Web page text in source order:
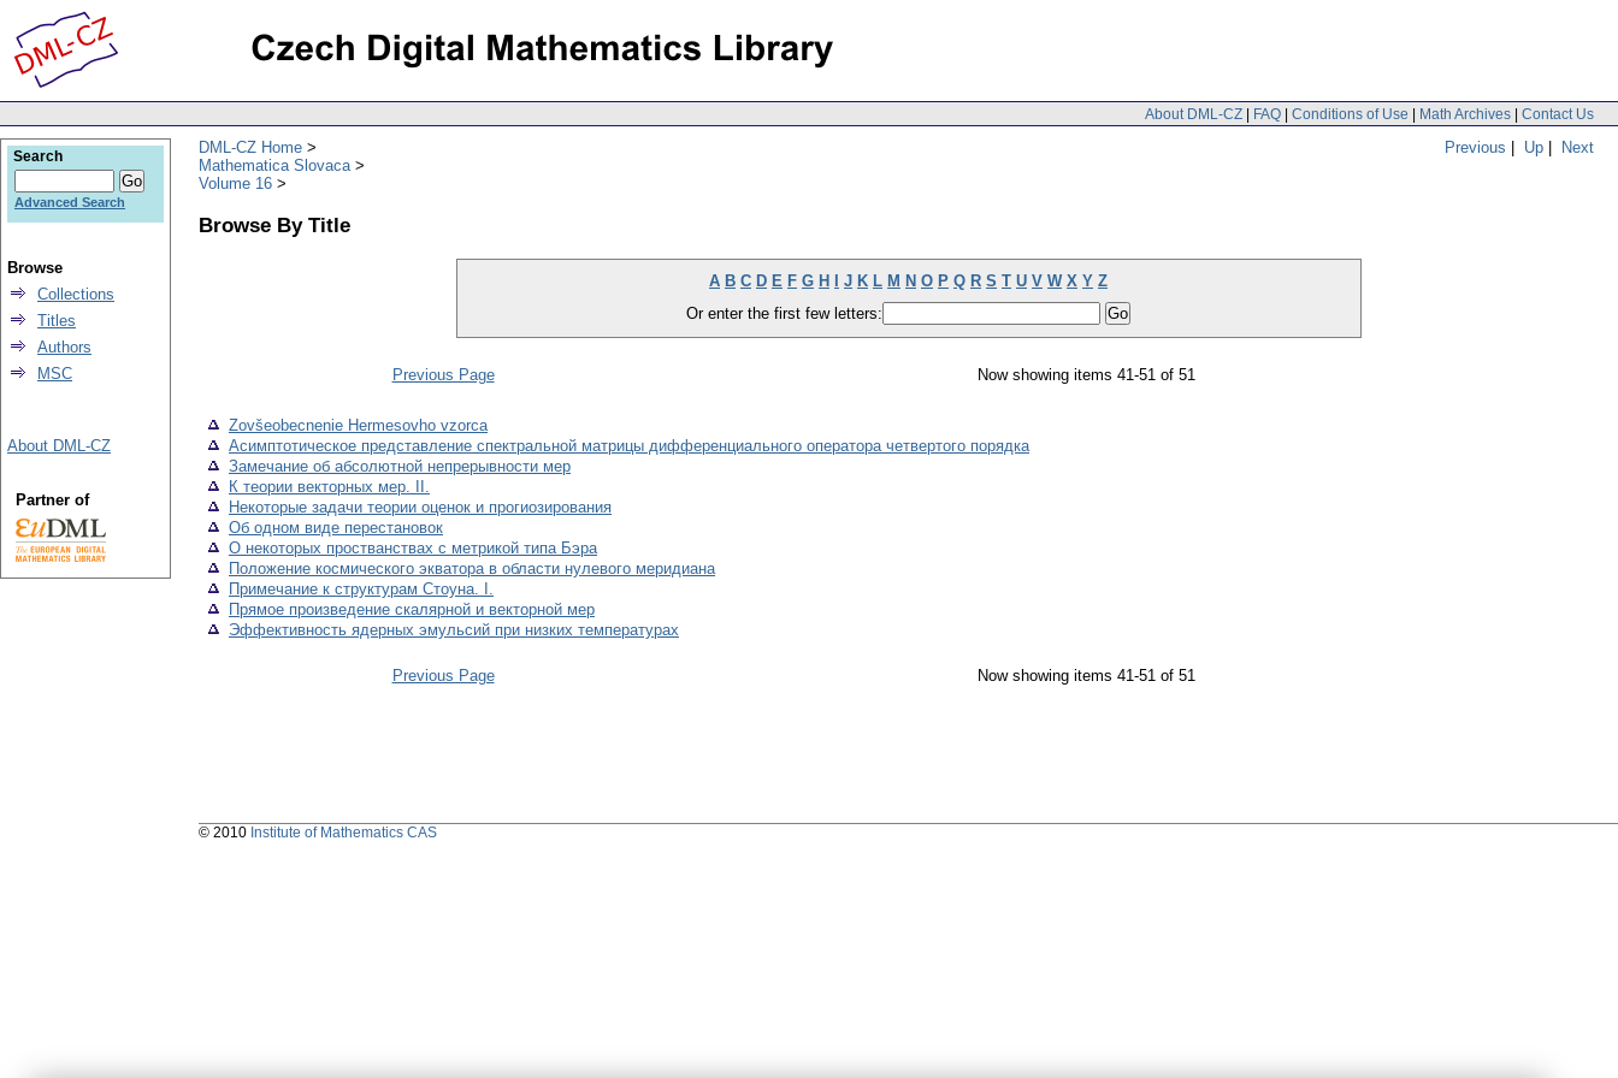
About DML-CZ | FAQ | Conditions of Use | Math Archives | Contact Us
Previous | Up | Next
DML-CZ Home
Mathematica Slovaca
Volume 16
Browse By Title
A B C D E F G H J K L M N O P Q R S T U V W X Y Z
Or enter the first few letters:
Previous Page Now showing items 41-51 of 51
Zovšeobecnenie Hermesovho vzorca
Асимптотическое представление спектральной матрицы дифференциального оператора четвертого порядка
Замечание об абсолютной непрерывности мер
К теории векторных мер. II.
Некоторые задачи теории оценок и прогиозирования
Об одном виде перестановок
О некоторых простванствах с метрикой типа Бэра
Положение космического экватора в области нулевого меридиана
Примечание к структурам Стоуна. I.
Прямое произведение скалярной и векторной мер
Эффективность ядерных эмульсий при низких температурах
Previous Page Now showing items 41-51 of 51
Search
Advanced Search
Browse
Collections
Titles
Authors
MSC
About DML-CZ
Partner of
© 2010 Institute of Mathematics CAS